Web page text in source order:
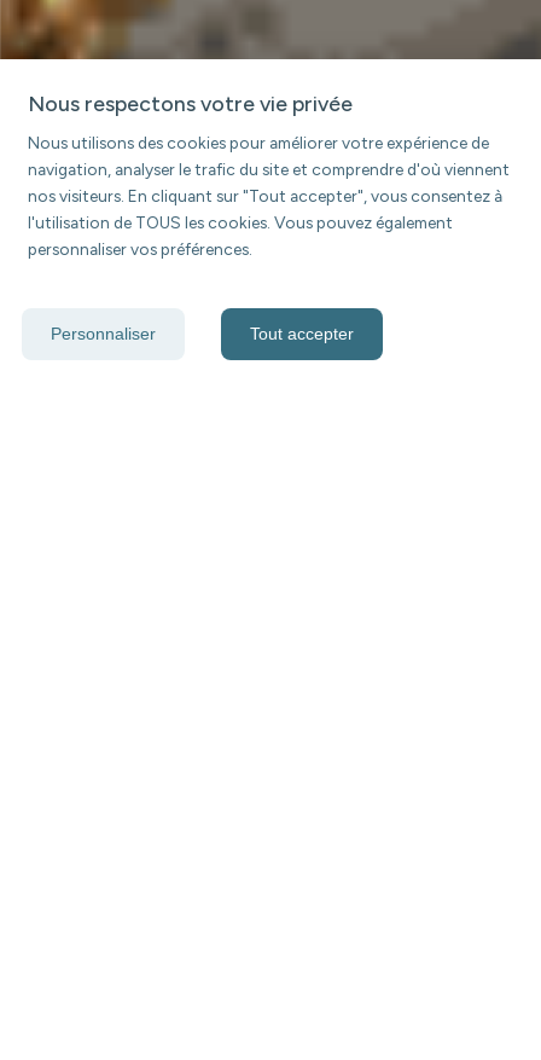
Nous respectons votre vie privée
Nous utilisons des cookies pour améliorer votre expérience de
navigation, analyser le trafic du site et comprendre d'où viennent
nos visiteurs. En cliquant sur "Tout accepter", vous consentez à
l'utilisation de TOUS les cookies. Vous pouvez également
personnaliser vos préférences.
Personnaliser Tout accepter